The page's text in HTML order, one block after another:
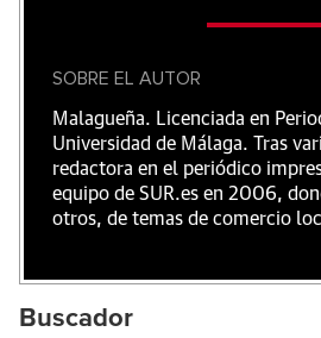
SOBRE EL AUTOR
Malagueña. Licenciada en
Universidad de Málaga. Tras
redactora en el periódico
equipo de SUR.es en 2006,
otros, de temas de comercio
Buscador